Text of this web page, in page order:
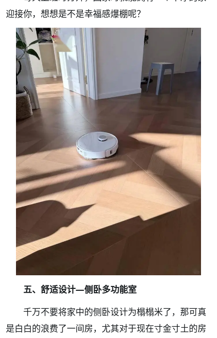
迎接你，想想是不是幸福感爆棚呢？
五、舒适设计—侧卧多功能室
千万不要将家中的侧卧设计为榻榻米了，那可真
是白白的浪费了一间房，尤其对于现在寸金寸土的房